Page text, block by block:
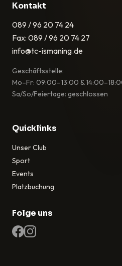
Kontakt
089 / 96 20 74 24
Fax: 089 / 96 20 74 27
info@tc-ismaning.de
Geschäftsstelle:
Mo–Fr: 09:00–13:00 &
Sa/So/Feiertage: geschlossen
Quicklinks
Unser Club
Sport
Events
Platzbuchung
Folge uns